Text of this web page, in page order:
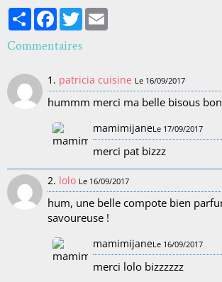
PartagerFacebook
Twitter
Commentaires
1. patricia cuisine Le 16/09/2017
hummm merci ma belle bisous
mamimijaneLe 17/09/2017
merci pat bizzz
2. lolo Le 16/09/2017
hum, une belle compote bien
savoureuse !
mamimijaneLe 16/09/2017
merci lolo bizzzzzz